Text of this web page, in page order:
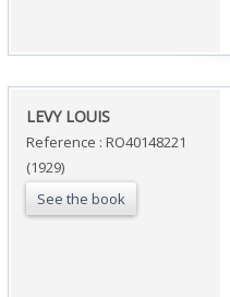
‎LEVY LOUIS‎
Reference : RO40148221
(1929)
See the book